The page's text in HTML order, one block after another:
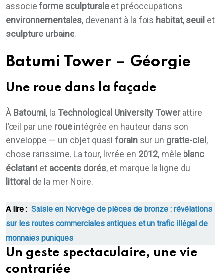
associe forme sculpturale et préoccupations
environnementales, devenant à la fois habitat, seuil et
sculpture urbaine.
Batumi Tower – Géorgie
Une roue dans la façade
À Batoumi, la Technological University Towerattire
l’œil par une roue intégrée en hauteur dans son
enveloppe — un objet quasi forain sur un gratte-ciel,
chose rarissime. La tour, livrée en 2012, mêle blanc
éclatantet accents dorés, et marque la ligne du
littoral de la mer Noire.
A lire : Saisie en Norvège de pièces de bronze : révélations
sur les routes commerciales antiques et un trafic illégal de
monnaies puniques
Un geste spectaculaire, une vie
contrariée